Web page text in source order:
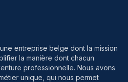
entreprise belge dont la mission
la manière dont chacun
professionnelle. Nous avons
unique, qui nous permet